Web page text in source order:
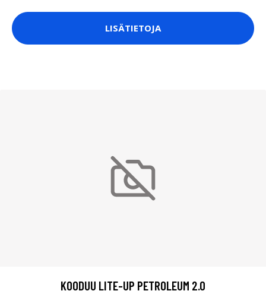
LISÄTIETOJA
KOODUU LITE-UP PETROLEUM 2.0